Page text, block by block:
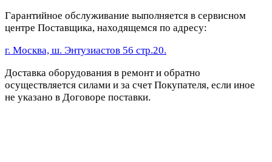
Гарантийное обслуживание выполняется в сервисном
центре Поставщика, находящемся по адресу:
г. Москва, ш. Энтузиастов 56 стр.20.
Доставка оборудования в ремонт и обратно
осуществляется силами и за счет Покупателя, если иное
не указано в Договоре поставки.